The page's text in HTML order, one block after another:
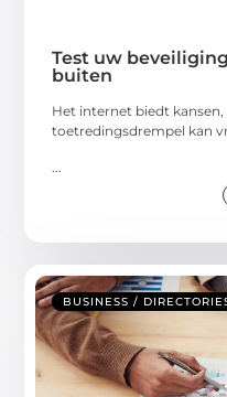
Test uw
buiten
Het internet biedt
toetredingsdrempel kan
BUSINESS /